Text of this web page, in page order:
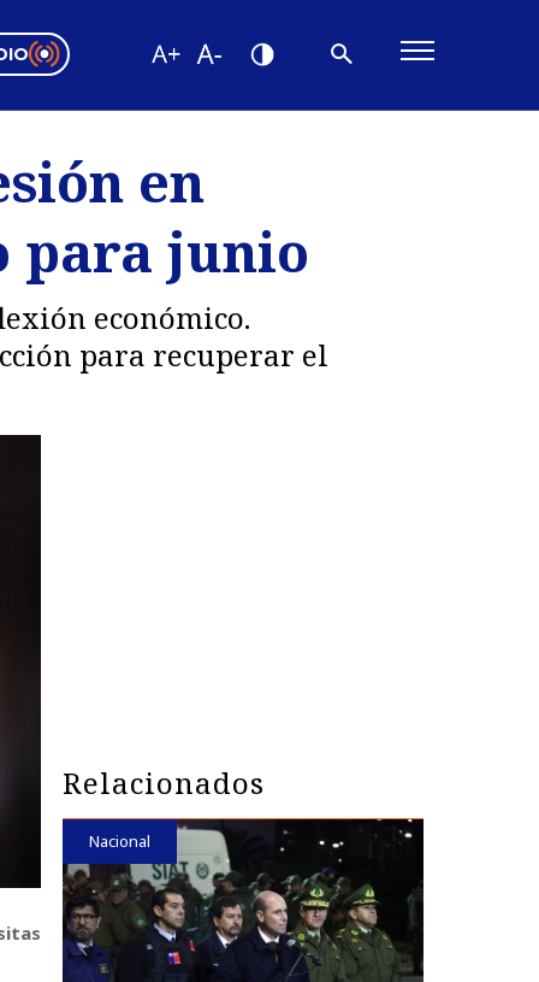
en
para junio
económico.
para recuperar el
Relacionados
Nacional